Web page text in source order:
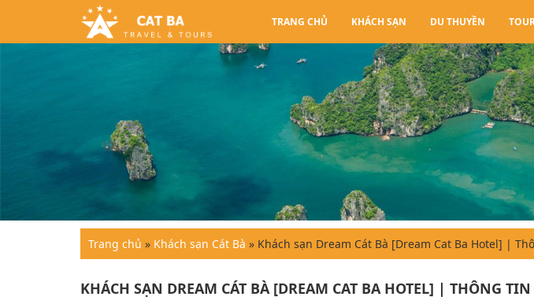
TRANG CHỦ KHÁCH SẠN DU THUYỀN
Trang chủ » Khách sạn Cát Bà » Khách sạn Dream Cát Bà [Dream Cat Ba Hotel] |
KHÁCH SẠN DREAM CÁT BÀ [DREAM CAT BA HOTEL] | THÔNG